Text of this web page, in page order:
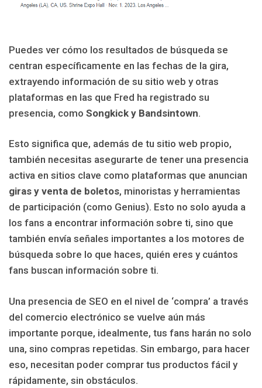
Puedes ver cómo los resultados de búsqueda se
centran específicamente en las fechas de la gira,
extrayendo información de su sitio web y otras
plataformas en las que Fred ha registrado su
presencia, como Songkick y Bandsintown.
Esto significa que, además de tu sitio web propio,
también necesitas asegurarte de tener una presencia
activa en sitios clave como plataformas que anuncian
giras y venta de boletos, minoristas y herramientas
de participación (como Genius). Esto no solo ayuda a
los fans a encontrar información sobre ti, sino que
también envía señales importantes a los motores de
búsqueda sobre lo que haces, quién eres y cuántos
fans buscan información sobre ti.
Una presencia de SEO en el nivel de ‘compra’ a través
del comercio electrónico se vuelve aún más
importante porque, idealmente, tus fans harán no solo
una, sino compras repetidas. Sin embargo, para hacer
eso, necesitan poder comprar tus productos fácil y
rápidamente, sin obstáculos.